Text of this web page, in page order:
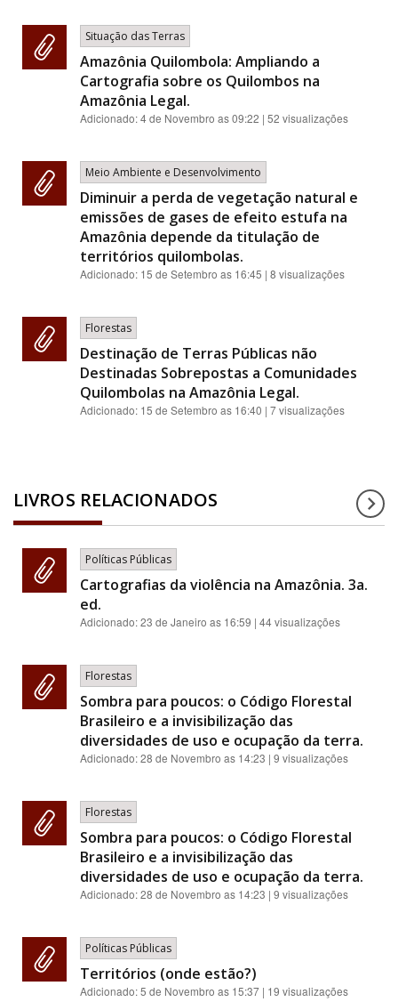
Situação das Terras
Amazônia Quilombola: Ampliando a
Cartografia sobre os Quilombos na
Amazônia Legal.
Adicionado:4 de Novembro as 09:22 | 52 visualizações
Meio Ambiente e Desenvolvimento
Diminuir a perda de vegetação natural e
emissões de gases de efeito estufa na
Amazônia depende da titulação de
territórios quilombolas.
Adicionado: 15 de Setembro as 16:45 | 8 visualizações
Florestas
Destinação de Terras Públicas não
Destinadas Sobrepostas a Comunidades
Quilombolas na Amazônia Legal.
Adicionado: 15 de Setembro as 16:40 | 7 visualizações
LIVROS RELACIONADOS
Políticas Públicas
Cartografias da violência na Amazônia. 3a.
ed.
Adicionado:23 de Janeiro as 16:59 | 44 visualizações
Florestas
Sombra para poucos: o Código Florestal
Brasileiro e a invisibilização das
diversidades de uso e ocupação da terra.
Adicionado:28 de Novembro as 14:23 | 9 visualizações
Florestas
Sombra para poucos: o Código Florestal
Brasileiro e a invisibilização das
diversidades de uso e ocupação da terra.
Adicionado:28 de Novembro as 14:23 | 9 visualizações
Políticas Públicas
Territórios (onde estão?)
Adicionado:5 de Novembro as 15:37 | 19 visualizações